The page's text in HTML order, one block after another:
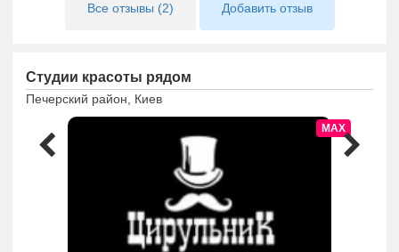
Все отзывы (2) Добавить отзыв
Студии красоты рядом
Печерский район, Киев
MAX